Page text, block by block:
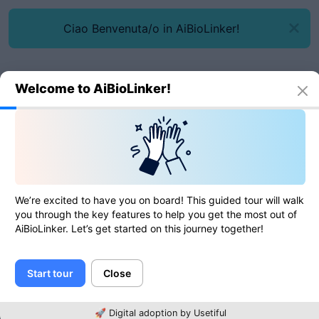
Ciao Benvenuta/o in AiBioLinker!
Generator slugów
Generator slugów
Welcome to AiBioLinker!
We’re excited to have you on board! This guided tour will walk
you through the key features to help you get the most out of
AiBioLinker. Let’s get started on this journey together!
Start tour Close
🚀 Digital adoption by Usetiful